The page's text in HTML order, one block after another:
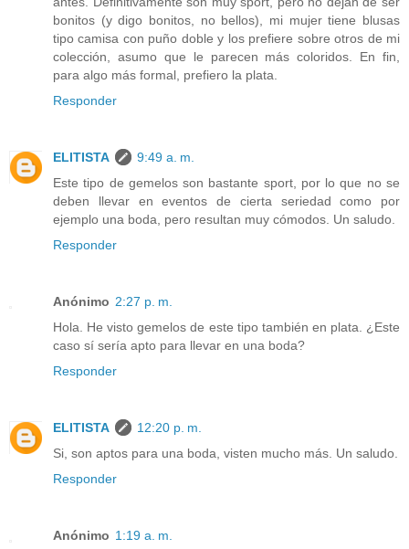
bonitos (y digo bonitos, no bellos), mi mujer tiene blusas
tipo camisa con puño doble y los prefiere sobre otros de mi
colección, asumo que le parecen más coloridos. En fin,
para algo más formal, prefiero la plata.
Responder
ELITISTA
9:49 a. m.
Este tipo de gemelos son bastante sport, por lo que no se
deben llevar en eventos de cierta seriedad como por
ejemplo una boda, pero resultan muy cómodos. Un saludo.
Responder
Anónimo 2:27 p. m.
Hola. He visto gemelos de este tipo también en plata. ¿Este
caso sí sería apto para llevar en una boda?
Responder
ELITISTA
12:20 p. m.
Si, son aptos para una boda, visten mucho más. Un saludo.
Responder
Anónimo 1:19 a. m.